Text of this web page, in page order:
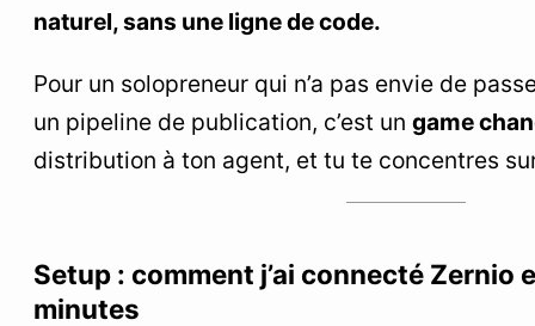
naturel, sans une ligne de code.
Pour un solopreneur qui n’a pas envie de
un pipeline de publication, c’est un game
distribution à ton agent, et tu te concentres
Setup : comment j’ai connecté Zernio
minutes